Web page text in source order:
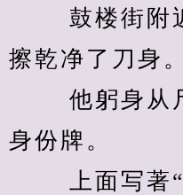
鼓楼街附近
擦乾净了刀身
他躬身从尸
身份牌。
上面写著“